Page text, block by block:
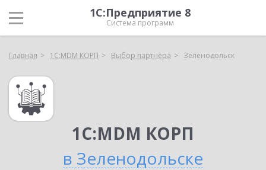
1С:Предприятие 8
Система программ
Главная 1С:MDM КОРП Выбор партнёра Зеленодольск
1С:MDM КОРП
в Зеленодольске